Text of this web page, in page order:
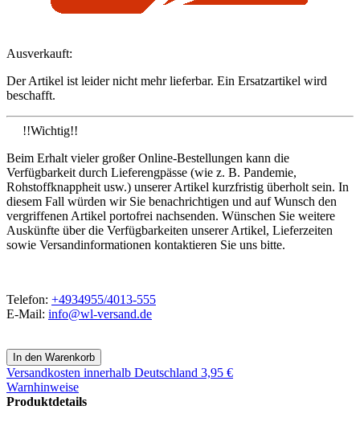
Ausverkauft:
Der Artikel ist leider nicht mehr lieferbar. Ein Ersatzartikel wird
beschafft.
!!Wichtig!!
Beim Erhalt vieler großer Online-Bestellungen kann die
Verfügbarkeit durch Lieferengpässe (wie z. B. Pandemie,
Rohstoffknappheit usw.) unserer Artikel kurzfristig überholt sein. In
diesem Fall würden wir Sie benachrichtigen und auf Wunsch den
vergriffenen Artikel portofrei nachsenden. Wünschen Sie weitere
Auskünfte über die Verfügbarkeiten unserer Artikel, Lieferzeiten
sowie Versandinformationen kontaktieren Sie uns bitte.
Telefon: +4934955/4013-555
E-Mail: info@wl-versand.de
Versandkosten innerhalb Deutschland 3,95 €
Warnhinweise
Produktdetails